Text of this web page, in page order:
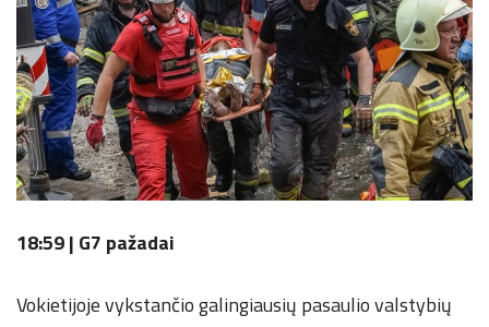
18:59 | G7 pažadai
Vokietijoje vykstančio galingiausių pasaulio valstybių